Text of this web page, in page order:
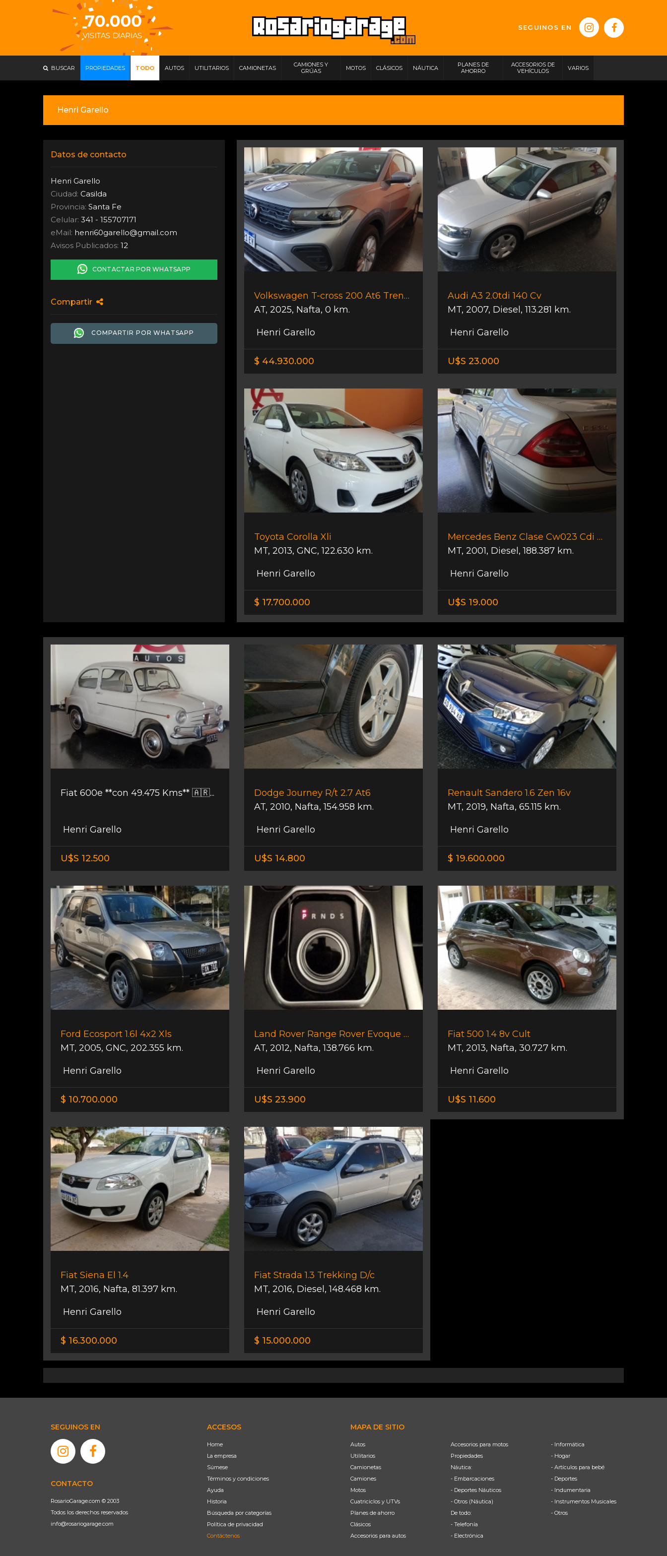
SEGUINOS EN
BUSCAR PROPIEDADES TODO AUTOS UTILITARIOS CAMIONETAS
CAMIONES Y
GRÚAS
MOTOS CLÁSICOS NÁUTICA
PLANES DE
AHORRO
ACCESORIOS DE
VEHÍCULOS
VARIOS
Henri Garello
Datos de contacto
Henri Garello
Ciudad: Casilda
Provincia: Santa Fe
Celular: 341 - 155707171
eMail: henri60garello@gmail.com
Avisos Publicados: 12
CONTACTAR POR WHATSAPP
Compartir
COMPARTIR POR WHATSAPP
Volkswagen T-cross 200 At6 Trendline
AT, 2025, Nafta, 0 km.
Henri Garello
$ 44.930.000
Audi A3 2.0tdi 140 Cv
MT, 2007, Diesel ,113.281 km.
Henri Garello
U$S 23.000
Toyota Corolla Xli
MT, 2013, GNC,122.630 km.
Henri Garello
$ 17.700.000
Mercedes Benz Clase Cw023 Cdi 220
MT, 2001, Diesel ,188.387 km.
Henri Garello
U$S 19.000
Fiat 600e **con 49.475 Kms** 🇦🇷...
Henri Garello
U$S 12.500
Dodge Journey R/t 2.7 At6
AT, 2010, Nafta,154.958 km.
Henri Garello
U$S 14.800
Renault Sandero 1.6 Zen 16v
MT, 2019, Nafta, 65.115 km.
Henri Garello
$ 19.600.000
Ford Ecosport 1.6l 4x2 Xls
MT, 2005, GNC, 202.355 km.
Henri Garello
$ 10.700.000
Land Rover Range Rover Evoque 2.0
AT, 2012, Nafta,138.766 km.
Henri Garello
U$S 23.900
Fiat 500 1.4 8v Cult
MT, 2013, Nafta, 30.727 km.
Henri Garello
U$S 11.600
Fiat Siena El 1.4
MT, 2016, Nafta, 81.397 km.
Henri Garello
$ 16.300.000
Fiat Strada 1.3 Trekking D/c
MT, 2016, Diesel ,148.468 km.
Henri Garello
$ 15.000.000
SEGUINOS EN
CONTACTO
RosarioGarage.com © 2003
Todos los derechos reservados
info@rosariogarage.com
ACCESOS
Home
La empresa
Súmese
Términos y condiciones
Ayuda
Historia
Búsqueda por categorías
Política de privacidad
Contáctenos
MAPA DE SITIO
Autos
Utilitarios
Camionetas
Camiones
Motos
Cuatriciclos y UTVs
Planes de ahorro
Clásicos
Accesorios para autos
Accesorios para motos
Propiedades
Náutica:
- Embarcaciones
- Deportes Náuticos
- Otros (Náutica)
De todo:
- Telefonía
- Electrónica
- Informática
- Hogar
- Artículos para bebé
- Deportes
- Indumentaria
- Instrumentos Musicales
- Otros